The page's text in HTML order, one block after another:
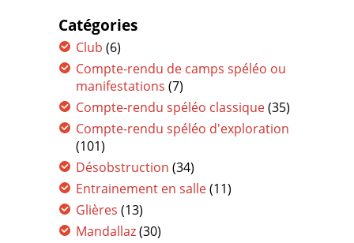
Catégories
Club (6)
Compte-rendu de camps spéléo ou
manifestations (7)
Compte-rendu spéléo classique(35)
Compte-rendu spéléo d'exploration
(101)
Désobstruction (34)
Entrainement en salle(11)
Glières (13)
Mandallaz(30)